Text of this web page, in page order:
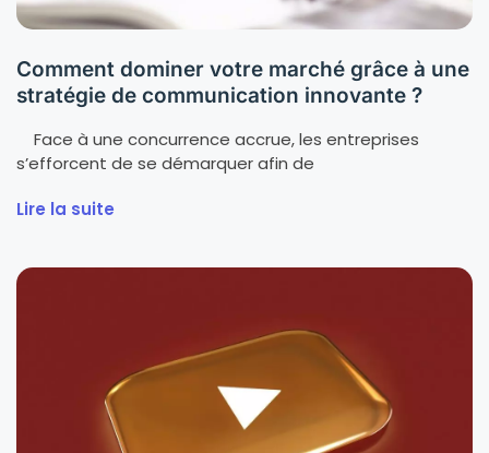
Comment dominer votre marché grâce à une
stratégie de communication innovante ?
Face à une concurrence accrue, les entreprises
s’efforcent de se démarquer afin de
Lire la suite